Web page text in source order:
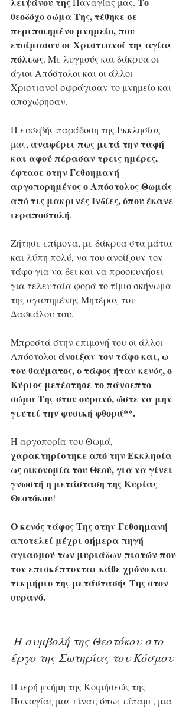
θεοδόχο σώμα Της, τέθηκε σε
περιποιημένο μνημείο, που
ετοίμασαν οι Χριστιανοί της αγίας
πόλεως. Με λυγμούς και δάκρυα οι
άγιοι Απόστολοι και οι άλλοι
Χριστιανοί σφράγισαν το μνημείο και
αποχώρησαν.
Η ευσεβής παράδοση της Εκκλησίας
μας, αναφέρει πως μετά την ταφή
και αφού πέρασαν τρεις ημέρες,
έφτασε στην Γεθσημανή
αργοπορημένος ο Απόστολος Θωμάς
από τις μακρινές Ινδίες, όπου έκανε
ιεραποστολή.
Ζήτησε επίμονα, με δάκρυα στα μάτια
και λύπη πολύ, να του ανοίξουν τον
τάφο για να δει και να προσκυνήσει
για τελευταία φορά το τίμιο σκήνωμα
της αγαπημένης Μητέρας του
Δασκάλου του.
Μπροστά στην επιμονή του οι άλλοι
Απόστολοι άνοιξαν τον τάφο και, ω
του θαύματος, ο τάφος ήταν κενός, ο
Κύριος μετέστησε το πάνσεπτο
σώμα Της στον ουρανό, ώστε να μην
γευτεί την φυσική φθορά**.
Η αργοπορία του Θωμά,
χαρακτηρίστηκε από την Εκκλησία
ως οικονομία του Θεού, για να γίνει
γνωστή η μετάσταση της Κυρίας
Θεοτόκου!
Ο κενός τάφος Της στην Γεθσημανή
αποτελεί μέχρι σήμερα πηγή
αγιασμού των μυριάδων πιστών που
τον επισκέπτονται κάθε χρόνο και
τεκμήριο της μετάστασής Της στον
ουρανό.
έργο της Σωτηρίας του Κόσμου
Η ιερή μνήμη της Κοιμήσεώς της
Παναγίας μας είναι, όπως είπαμε, μια